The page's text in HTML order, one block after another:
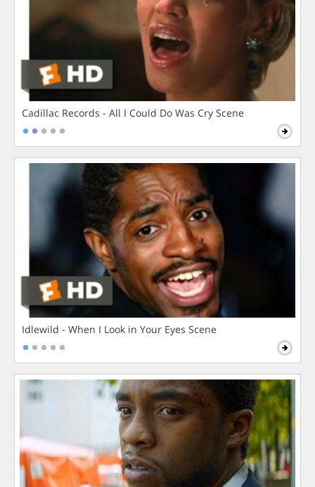
Cadillac Records - All I Could Do Was Cry Scene
Idlewild - When I Look in Your Eyes Scene